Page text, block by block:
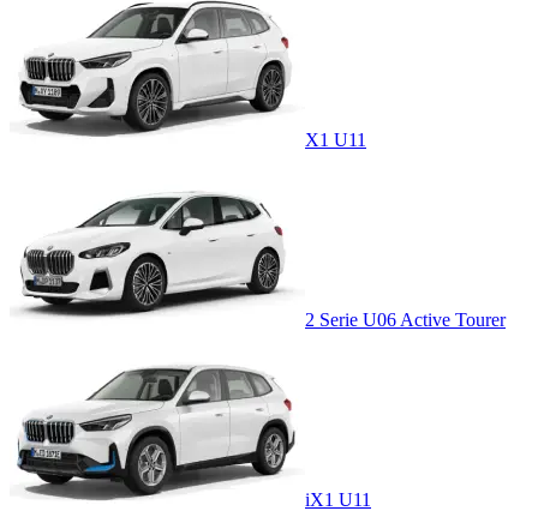
X1 U11
2 Serie U06 Active Tourer
iX1 U11